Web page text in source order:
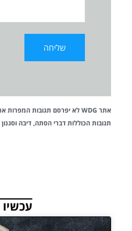
אתר WDG לא יפרסם תגובות המפרות את
תגובות הכוללות דברי הסתה, דיבה
עכשיו